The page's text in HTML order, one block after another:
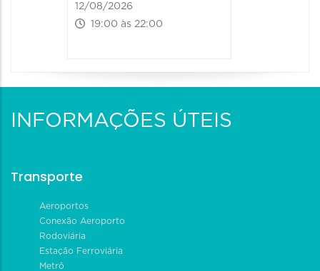
12/08/2026
19:00 às 22:00
INFORMAÇÕES ÚTEIS
Transporte
Aeroportos
Conexão Aeroporto
Rodoviária
Estação Ferroviária
Metrô